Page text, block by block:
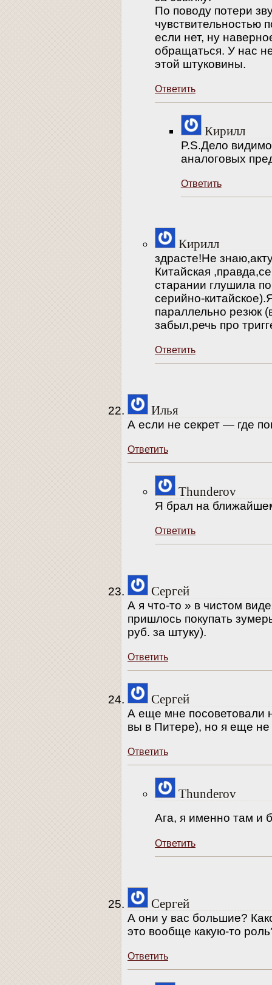
По поводу потери
чувствительностью
если нет, ну
обращаться. У нас
этой штуковины.
Ответить
Кирилл
P.S.Дело
аналоговых
Ответить
Кирилл
здрасте!Не
Китайская
старании глушила
серийно-
параллельно резюк
забыл,речь про
Ответить
Илья
А если не секрет — где
Ответить
Thunderov
Я брал на
Ответить
Сергей
А я что-то » в чистом
пришлось покупать
руб. за штуку).
Ответить
Сергей
А еще мне посоветовали
вы в Питере), но я еще
Ответить
Thunderov
Ага, я именно там и
Ответить
Сергей
А они у вас большие?
это вообще какую-то
Ответить